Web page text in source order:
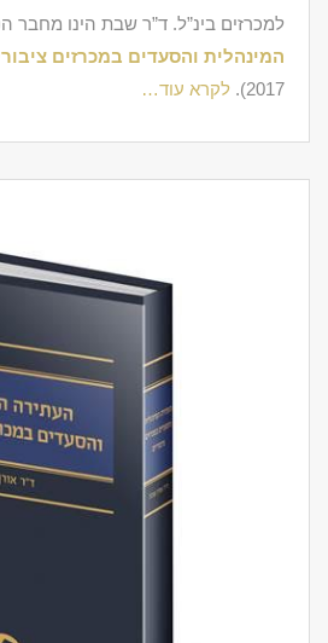
למכרזים בינ”ל. ד”ר שבת הינו מחבר
המינהלית והסעדים במכרזים
2017).
לקרא עוד…